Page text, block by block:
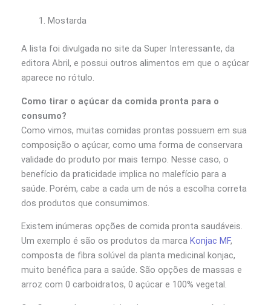
Mostarda
A lista foi divulgada no site da Super Interessante, da
editora Abril, e possui outros alimentos em que o açúcar
aparece no rótulo.
Como tirar o açúcar da comida pronta para o
consumo?
Como vimos, muitas comidas prontas possuem em sua
composição o açúcar, como uma forma de conservara
validade do produto por mais tempo. Nesse caso, o
benefício da praticidade implica no malefício para a
saúde. Porém, cabe a cada um de nós a escolha correta
dos produtos que consumimos.
Existem inúmeras opções de comida pronta saudáveis.
Um exemplo é são os produtos da marca Konjac MF,
composta de fibra solúvel da planta medicinal konjac,
muito benéfica para a saúde. São opções de massas e
arroz com 0 carboidratos, 0 açúcar e 100% vegetal.